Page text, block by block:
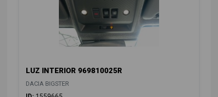
LUZ INTERIOR 969810025R
DACIA BIGSTER